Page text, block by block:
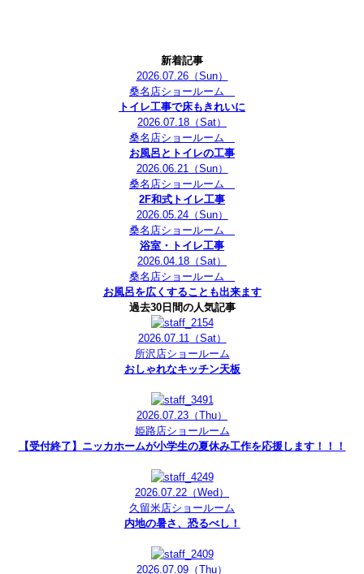
新着記事
2026.07.26（Sun）
桑名店ショールーム
トイレ工事で床もきれいに
2026.07.18 （Sat）
桑名店ショールーム
お風呂とトイレの工事
2026.06.21（Sun）
桑名店ショールーム
2F和式トイレ工事
2026.05.24（Sun）
桑名店ショールーム
浴室・トイレ工事
2026.04.18 （Sat）
桑名店ショールーム
お風呂を広くすることも出来ます
過去30日間の人気記事
2026.07.11（Sat）
所沢店ショールーム
おしゃれなキッチン天板
2026.07.23 （Thu）
姫路店ショールーム
【受付終了】ニッカホームが小学生の夏休み工作を応援します！！！
2026.07.22 （Wed）
久留米店ショールーム
内地の暑さ、恐るべし！
2026.07.09 （Thu）